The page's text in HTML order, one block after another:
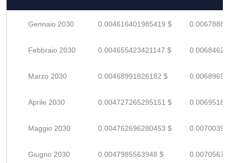
Gennaio 2030 0.004616401985419 $
Febbraio 2030 0.004655423421147 $
Marzo 2030 0.00468991826182 $
Aprile 2030 0.004727265295151 $
Maggio 2030 0.004762696280453 $
Giugno 2030 0.0047985563948 $